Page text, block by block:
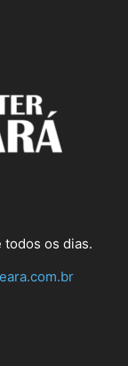
todos os dias.